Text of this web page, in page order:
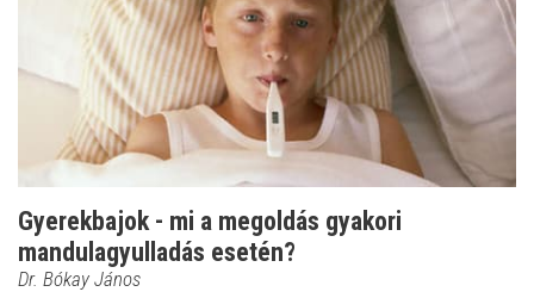
Gyerekbajok - mi a megoldás gyakori
mandulagyulladás esetén?
Dr. Bókay János